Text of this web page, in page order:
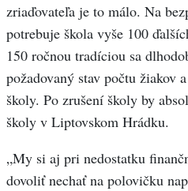
zriaďovateľa je to málo. Na
potrebuje škola vyše 100
150 ročnou tradíciou sa
požadovaný stav počtu žiakov
školy. Po zrušení školy by
školy v Liptovskom Hrádku.
„My si aj pri nedostatku
dovoliť nechať na polovičku